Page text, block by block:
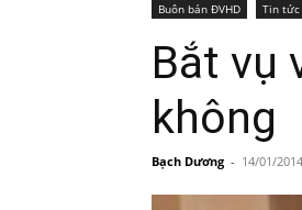
Buôn bán ĐVHD Tin tức
Bắt vụ
không
Bạch Dương - 14/01/2014